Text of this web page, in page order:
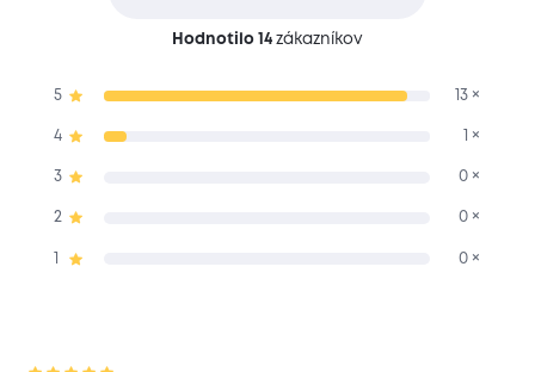
Hodnotilo 14zákazníkov
5 13 ×
4 1 ×
3 0 ×
2 0 ×
0 ×